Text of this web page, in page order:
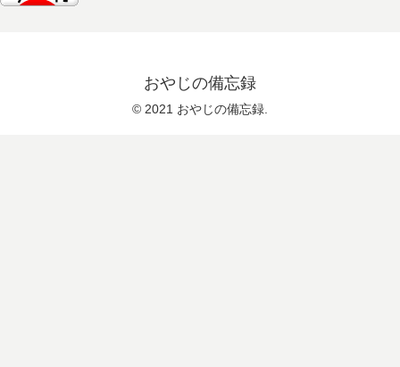
おやじの備忘録
© 2021 おやじの備忘録.